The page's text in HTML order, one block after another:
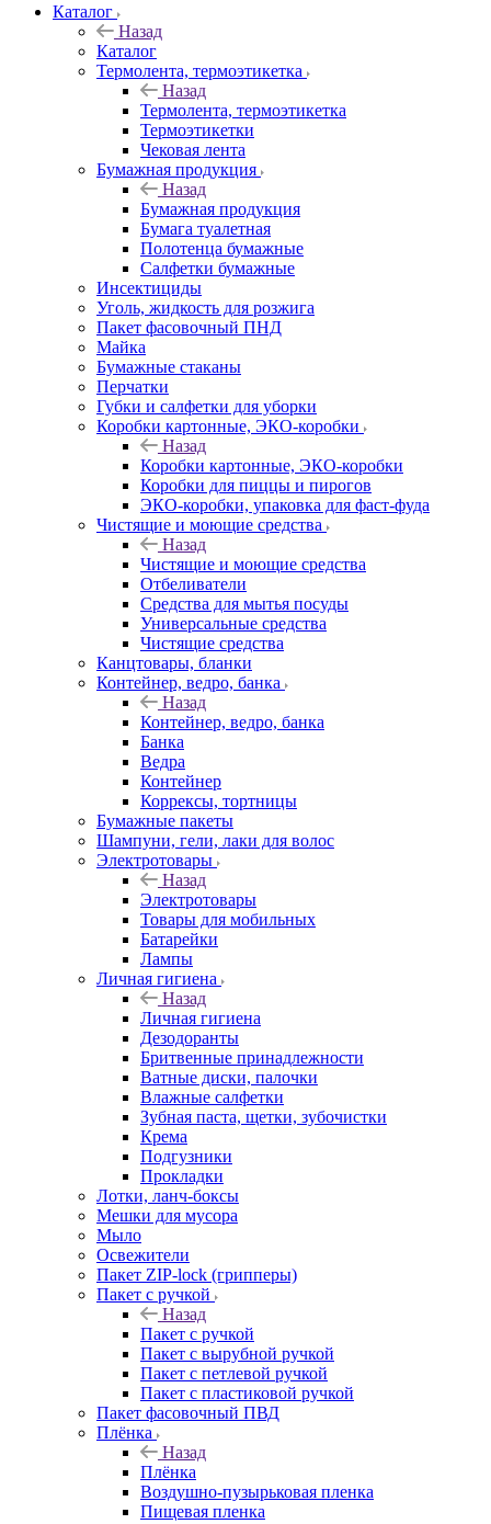
Каталог
Назад
Каталог
Термолента, термоэтикетка
Назад
Термолента, термоэтикетка
Термоэтикетки
Чековая лента
Бумажная продукция
Назад
Бумажная продукция
Бумага туалетная
Полотенца бумажные
Салфетки бумажные
Инсектициды
Уголь, жидкость для розжига
Пакет фасовочный ПНД
Майка
Бумажные стаканы
Перчатки
Губки и салфетки для уборки
Коробки картонные, ЭКО-коробки
Назад
Коробки картонные, ЭКО-коробки
Коробки для пиццы и пирогов
ЭКО-коробки, упаковка для фаст-фуда
Чистящие и моющие средства
Назад
Чистящие и моющие средства
Отбеливатели
Средства для мытья посуды
Универсальные средства
Чистящие средства
Канцтовары, бланки
Контейнер, ведро, банка
Назад
Контейнер, ведро, банка
Банка
Ведра
Контейнер
Коррексы, тортницы
Бумажные пакеты
Шампуни, гели, лаки для волос
Электротовары
Назад
Электротовары
Товары для мобильных
Батарейки
Лампы
Личная гигиена
Назад
Личная гигиена
Дезодоранты
Бритвенные принадлежности
Ватные диски, палочки
Влажные салфетки
Зубная паста, щетки, зубочистки
Крема
Подгузники
Прокладки
Лотки, ланч-боксы
Мешки для мусора
Мыло
Освежители
Пакет ZIP-lock (грипперы)
Пакет с ручкой
Назад
Пакет с ручкой
Пакет с вырубной ручкой
Пакет с петлевой ручкой
Пакет с пластиковой ручкой
Пакет фасовочный ПВД
Плёнка
Назад
Плёнка
Воздушно-пузырьковая пленка
Пищевая пленка